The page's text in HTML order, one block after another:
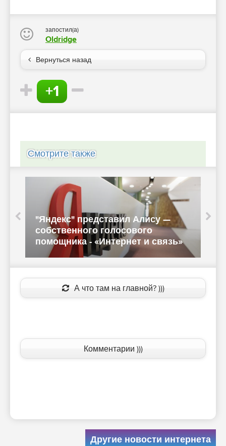
запостил(а)
Oldridge
Вернуться назад
+1
Смотрите также
"Яндекс" представил Алису —
собственного голосового
помощника - «Интернет и связь»
А что там на главной? )))
Комментарии )))
Другие новости интернета